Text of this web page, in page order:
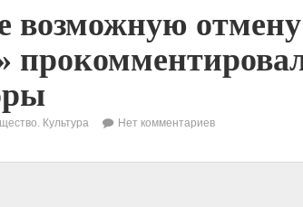
возможную
Культура Нет комментариев